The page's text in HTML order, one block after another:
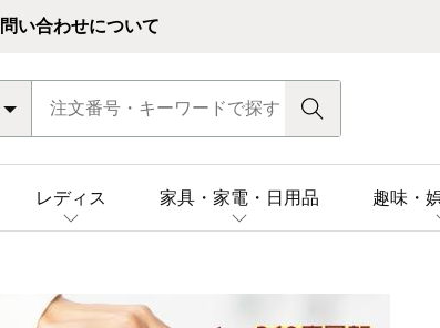
レディス 家具・家電・日用品 趣味・
い合わせについて